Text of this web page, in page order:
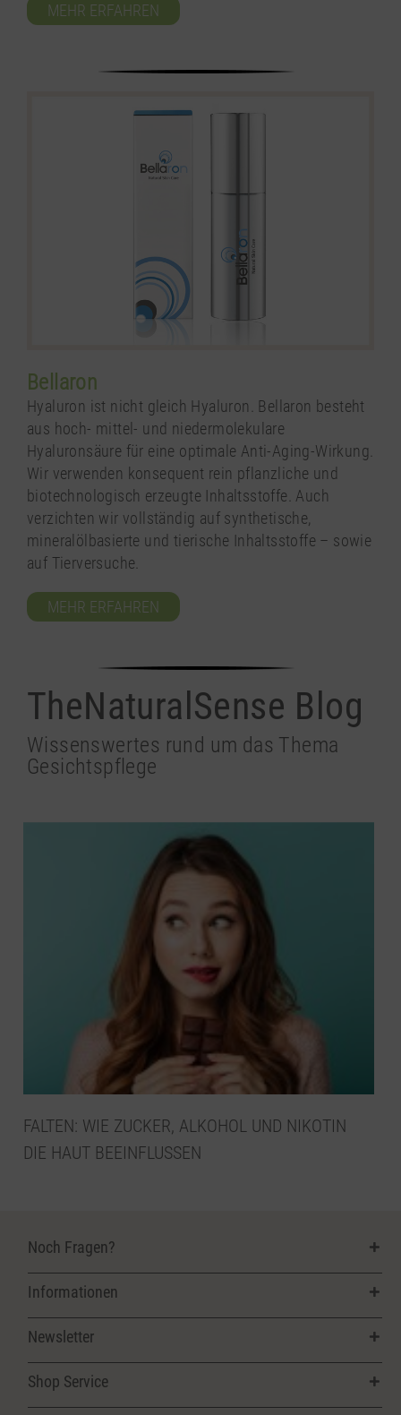
MEHR ERFAHREN
Bellaron
Hyaluron ist nicht gleich Hyaluron. Bellaron besteht
aus hoch- mittel- und niedermolekulare
Hyaluronsäure für eine optimale Anti-Aging-Wirkung.
Wir verwenden konsequent rein pflanzliche und
biotechnologisch erzeugte Inhaltsstoffe. Auch
verzichten wir vollständig auf synthetische,
mineralölbasierte und tierische Inhaltsstoffe – sowie
auf Tierversuche.
MEHR ERFAHREN
TheNaturalSense Blog
Wissenswertes rund um das Thema
Gesichtspflege
FALTEN: WIE ZUCKER, ALKOHOL UND NIKOTIN
DIE HAUT BEEINFLUSSEN
Noch Fragen?
Informationen
Newsletter
Shop Service